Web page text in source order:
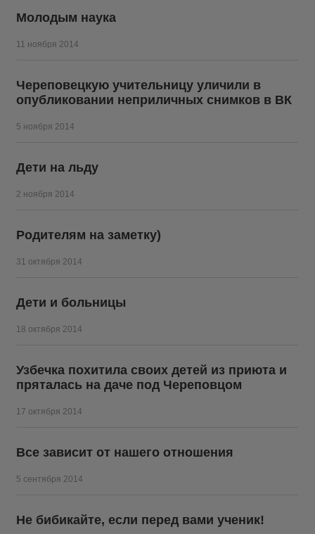
Молодым наука
11 ноября 2014
Череповецкую учительницу уличили в
опубликовании неприличных снимков в ВК
5 ноября 2014
Дети на льду
2 ноября 2014
Родителям на заметку)
31 октября 2014
Дети и больницы
18 октября 2014
Узбечка похитила своих детей из приюта и
пряталась на даче под Череповцом
17 октября 2014
Все зависит от нашего отношения
5 сентября 2014
Не бибикайте, если перед вами ученик!